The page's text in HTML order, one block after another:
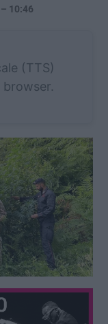
10:46
(TTS)